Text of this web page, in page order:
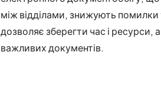
між відділами, знижують
дозволяє зберегти час і ресурси,
важливих документів.